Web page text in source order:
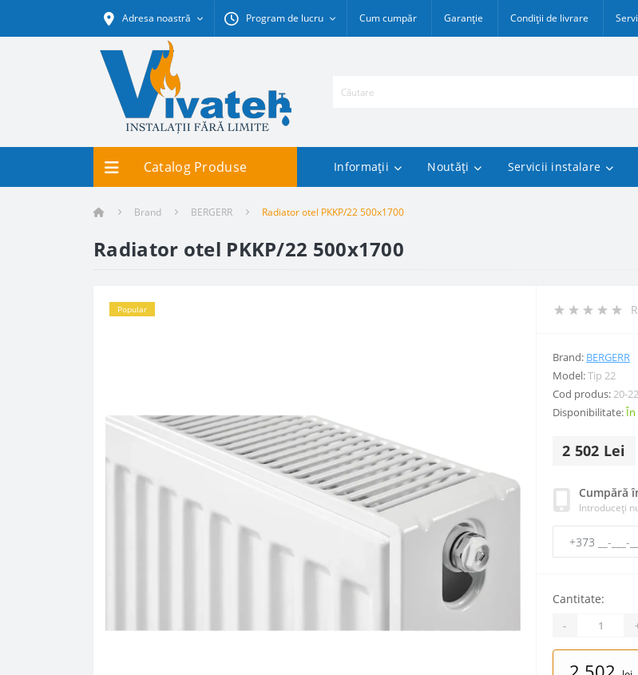
Adresa noastră Program de lucru Cum cumpăr Garanție Condiții de livrare
Catalog Produse Informații Noutăți Servicii instalare
Brand BERGERR Radiator otel PKKP/22 500x1700
Radiator otel PKKP/22 500x1700
Popular
Brand: BERGERR
Model:Tip 22
Cod produs:20-
Disponibilitate:În
2 502 Lei
Cumpără
Introduceți
Cantitate:
-